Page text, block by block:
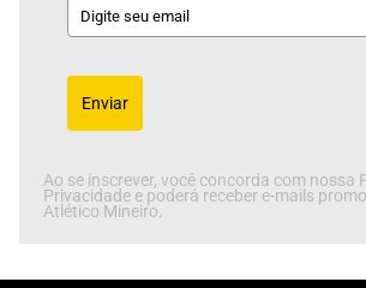
Enviar
Ao se inscrever, você concorda com nossa
Privacidade e poderá receber e-mails
Atlético Mineiro.